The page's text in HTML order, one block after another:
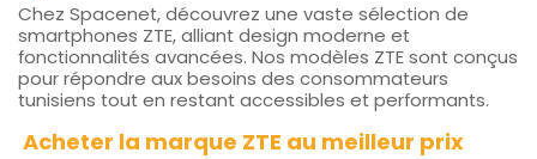
Chez Spacenet, découvrez une vaste sélection de
smartphones ZTE, alliant design moderne et
fonctionnalités avancées. Nos modèles ZTE sont conçus
pour répondre aux besoins des consommateurs
tunisiens tout en restant accessibles et performants.
Acheter la marque ZTE au meilleur prix